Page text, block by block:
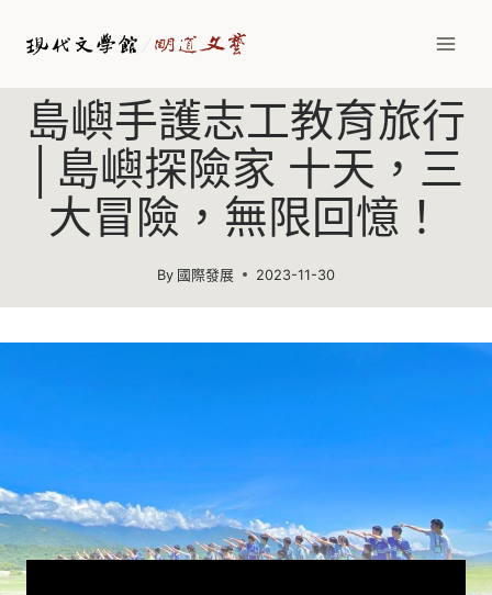
島嶼手護志工教育旅行
│島嶼探險家 十天，三
大冒險，無限回憶！
By 國際發展 2023-11-30